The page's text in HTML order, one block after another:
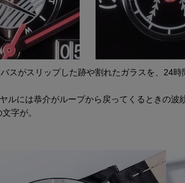
スがスリップした跡や割れたガラスを、24
ルには恭介がループから戻ってくるときの波
字が。